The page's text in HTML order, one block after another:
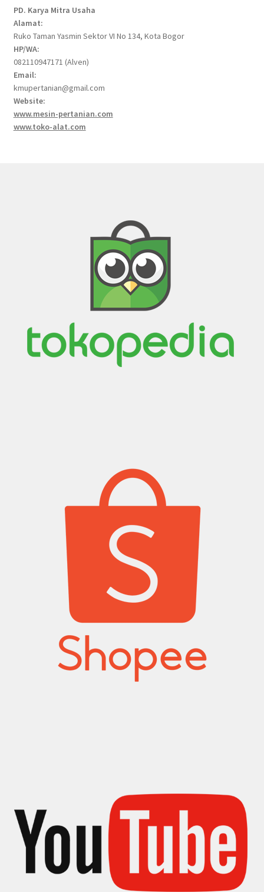
PD. Karya Mitra Usaha
Alamat:
Ruko Taman Yasmin Sektor VI No 134, Kota Bogor
HP/WA:
082110947171 (Alven)
Email:
kmupertanian@gmail.com
Website:
www.mesin-pertanian.com
www.toko-alat.com